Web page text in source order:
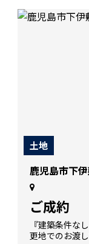
土地
鹿児島市下
ご成約
『建築条件な
更地でのお渡